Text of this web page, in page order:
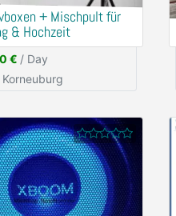
+ Mischpult für
& Hochzeit
€ / Day